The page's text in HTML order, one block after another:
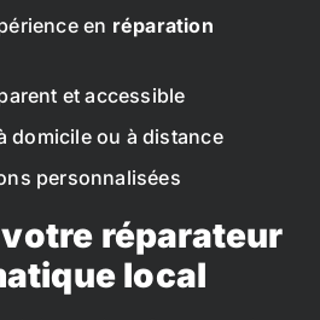
en réparation
et accessible
domicile ou à distance
personnalisées
réparateur
local